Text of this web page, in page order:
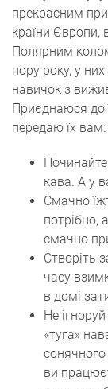
прекрасним
країни Європи,
Полярним
пору року, у
навичок з
Приєднаюся до
передаю їх вам:
кава. А у
Смачно
потрібно,
смачно
Створіть
часу
в домі
Не
«туга»
ви